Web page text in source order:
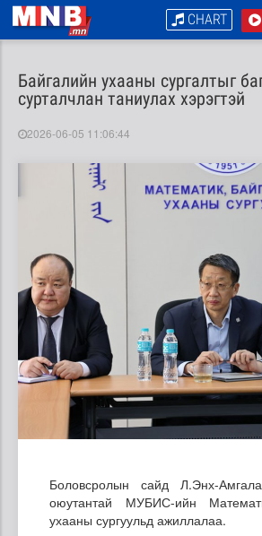
CHART
Байгалийн ухааны сургалтыг
сурталчлан таниулах хэрэгтэй
2026-06-05 11:06:44
Боловсролын сайд Л.Энх-
оюутантай МУБИС-ийн
ухааны сургуульд ажиллалаа.